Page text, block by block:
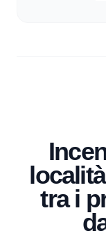
tra i